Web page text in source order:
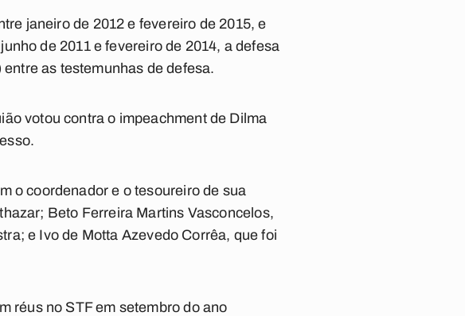
janeiro de 2012 e fevereiro de 2015, e
de 2011 e fevereiro de 2014, a defesa
as testemunhas de defesa.
votou contra o impeachment de Dilma
o coordenador e o tesoureiro de sua
Beto Ferreira Martins Vasconcelos,
e Ivo de Motta Azevedo Corrêa, que foi
réus no STF em setembro do ano